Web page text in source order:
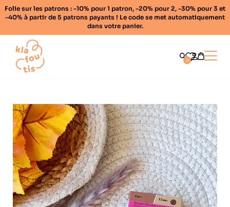
Folie sur les patrons : -10% pour 1 patron, -20% pour 2, -30% pour 3 et
-40% à partir de 5 patrons payants ! Le code se met automatiquement
dans votre panier.
Home
0